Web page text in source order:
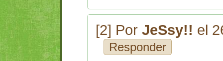
[2] Por JeSsy!! el
Responder